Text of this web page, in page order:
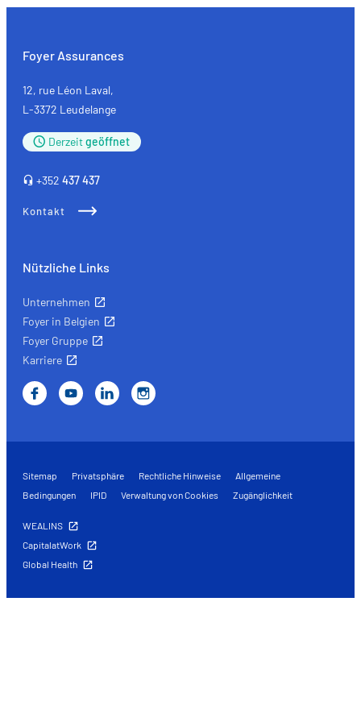
comprenant comment vous arrivez sur notre site.
sociaux utilisés et vous permettre de visualiser du contenu
Foyer Assurances
12, rue Léon Laval,
L-3372 Leudelange
Derzeitgeöffnet
+352 437 437
Kontakt
Nützliche Links
Unternehmen
Foyer in Belgien
Foyer Gruppe
Karriere
Sitemap Privatsphäre Rechtliche Hinweise
Allgemeine
Bedingungen
IPID Verwaltung von Cookies Zugänglichkeit
WEALINS
CapitalatWork
Global Health